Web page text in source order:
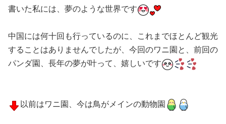
書いた私には、夢のような世界です
中国には何十回も行っているのに、これまでほとんど観光
することはありませんでしたが、今回のワニ園と、前回の
パンダ園、長年の夢が叶って、嬉しいです
以前はワニ園、今は鳥がメインの動物園